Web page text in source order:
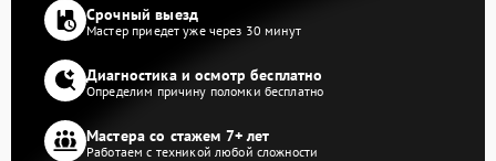
Срочный выезд
Мастер приедет уже через 30 минут
Диагностика и осмотр бесплатно
Определим причину поломки бесплатно
Мастера со стажем 7+ лет
Работаем с техникой любой сложности